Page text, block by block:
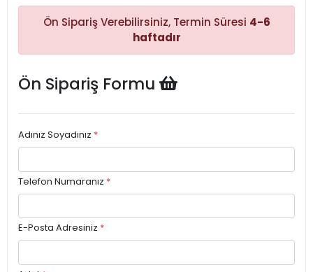
Ön Sipariş Verebilirsiniz, Termin Süresi 4-6
haftadır
Ön Sipariş Formu
Adınız Soyadınız *
Telefon Numaranız *
E-Posta Adresiniz *